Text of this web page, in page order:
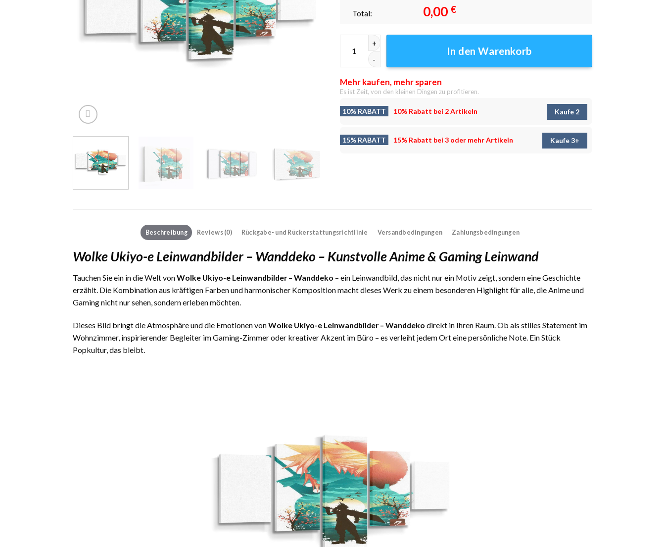
Total: 0,00 €
Wolke Ukiyo-e Leinwandbilder - Wanddeko Menge
In den Warenkorb
Mehr kaufen, mehr sparen
Es ist Zeit, von den kleinen Dingen zu profitieren.
10% RABATT 10% Rabatt bei 2 Artikeln Kaufe 2
15% RABATT 15% Rabatt bei 3 oder mehr Artikeln Kaufe 3+
Beschreibung Reviews (0) Rückgabe- und Rückerstattungsrichtlinie Versandbedingungen Zahlungsbedingungen
Wolke Ukiyo-e Leinwandbilder – Wanddeko – Kunstvolle Anime & Gaming Leinwand
Tauchen Sie ein in die Welt vonWolke Ukiyo-e Leinwandbilder – Wanddeko – ein Leinwandbild, das nicht nur ein Motiv zeigt, sondern eine Geschichte
erzählt. Die Kombination aus kräftigen Farben und harmonischer Komposition macht dieses Werk zu einem besonderen Highlight für alle, die Anime und
Gaming nicht nur sehen, sondern erleben möchten.
Dieses Bild bringt die Atmosphäre und die Emotionen vonWolke Ukiyo-e Leinwandbilder – Wanddeko direkt in Ihren Raum. Ob als stilles Statement im
Wohnzimmer, inspirierender Begleiter im Gaming-Zimmer oder kreativer Akzent im Büro – es verleiht jedem Ort eine persönliche Note. Ein Stück
Popkultur, das bleibt.